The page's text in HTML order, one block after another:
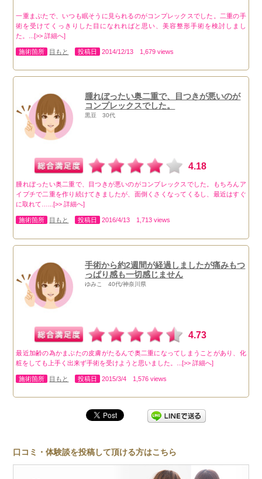
一重まぶたで、いつも眠そうに見られるのがコンプレックスでした。二重の手
術を受けてくっきりした目になれればと思い、美容整形手術を検討しまし
た。...[>> 詳細へ]
施術箇所 目もと 投稿日 2014/12/13 1,679 views
腫れぼったい奥二重で、目つきが悪いのが
コンプレックスでした。
黒豆 30代
4.18
腫れぼったい奥二重で、目つきが悪いのがコンプレックスでした。もちろんア
イプチで二重を作り続けてきましたが、面倒くさくなってくるし、最近はすぐ
に取れて…...[>> 詳細へ]
施術箇所 目もと 投稿日 2016/4/13 1,713 views
手術から約2週間が経過しましたが痛みもつ
っぱり感も一切感じません
ゆみこ 40代/神奈川県
4.73
最近加齢の為かまぶたの皮膚がたるんで奥二重になってしまうことがあり、化
粧をしても上手く出来ず手術を受けようと思いました。...[>> 詳細へ]
施術箇所 目もと 投稿日 2015/3/4 1,576 views
口コミ・体験談を投稿して頂ける方はこちら